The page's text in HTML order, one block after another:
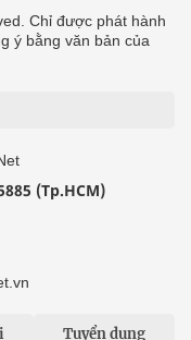
Chỉ được phát hành
ý bằng văn bản của
(Tp.HCM)
Tuyển dụng